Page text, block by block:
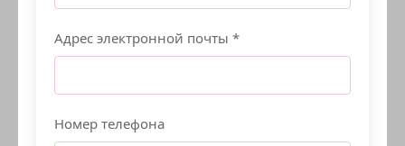
Адрес электронной почты *
Номер телефона